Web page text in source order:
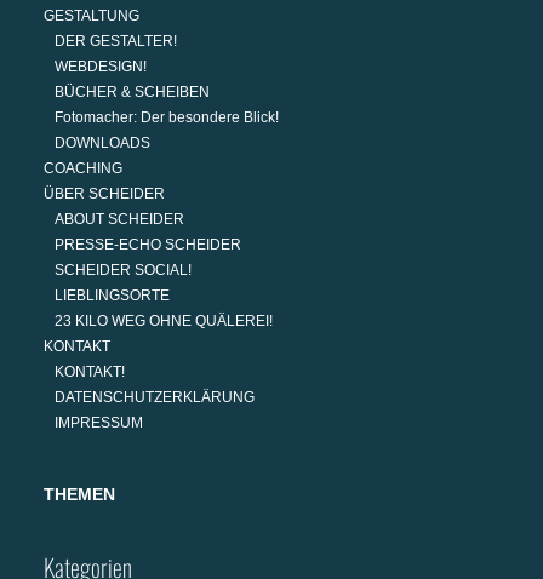
GESTALTUNG
DER GESTALTER!
WEBDESIGN!
BÜCHER & SCHEIBEN
Fotomacher: Der besondere Blick!
DOWNLOADS
COACHING
ÜBER SCHEIDER
ABOUT SCHEIDER
PRESSE-ECHO SCHEIDER
SCHEIDER SOCIAL!
LIEBLINGSORTE
23 KILO WEG OHNE QUÄLEREI!
KONTAKT
KONTAKT!
DATENSCHUTZERKLÄRUNG
IMPRESSUM
THEMEN
Kategorien